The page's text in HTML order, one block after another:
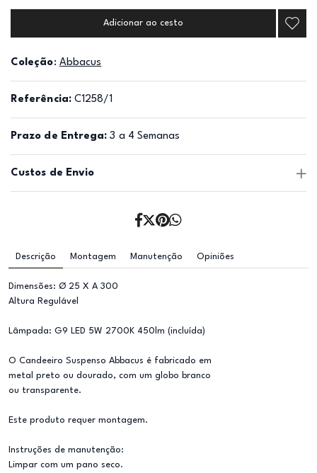
Adicionar ao cesto
Coleção: Abbacus
Referência: C1258/1
Prazo de Entrega: 3 a 4 Semanas
Custos de Envio
Descrição Montagem Manutenção Opiniões
Dimensões: Ø 25 X A 300
Altura Regulável
Lâmpada: G9 LED 5W 2700K 450lm (incluída)
O Candeeiro Suspenso Abbacus é fabricado em
metal preto ou dourado, com um globo branco
ou transparente.
Este produto requer montagem.
Instruções de manutenção:
Limpar com um pano seco.